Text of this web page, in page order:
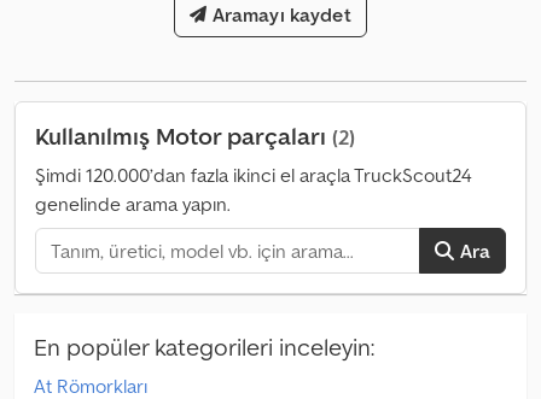
A R Hgofx Aa Iek Maximum speed: 34 km/h; Dumping height: 2.76 m;
Engine power: 162 kW; Displacement: 7.64 l; 6 cylinders;
Aramayı kaydet
Kullanılmış Motor parçaları (2)
Şimdi 120.000’dan fazla ikinci el araçla TruckScout24
genelinde arama yapın.
Ara
En popüler kategorileri inceleyin:
At Römorkları